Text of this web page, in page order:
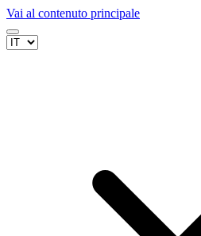
Vai al contenuto principale